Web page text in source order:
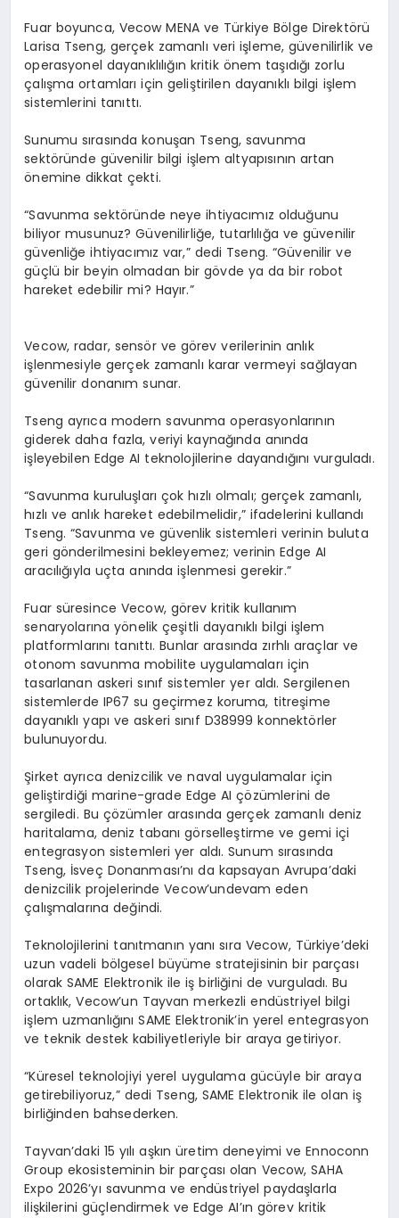
Fuar boyunca, VecowMENA ve Türkiye Bölge Direktörü
Larisa Tseng, gerçek zamanlı veri işleme, güvenilirlik ve
operasyonel dayanıklılığın kritik önem taşıdığı zorlu
çalışma ortamları için geliştirilen dayanıklı bilgi işlem
sistemlerini tanıttı.
Sunumu sırasında konuşan Tseng, savunma
sektöründe güvenilir bilgi işlem altyapısının artan
önemine dikkat çekti.
“Savunma sektöründe neye ihtiyacımız olduğunu
biliyor musunuz? Güvenilirliğe, tutarlılığa ve güvenilir
güvenliğe ihtiyacımız var,” dedi Tseng. “Güvenilir ve
güçlü bir beyin olmadan bir gövde ya da bir robot
hareket edebilir mi? Hayır.”
Vecow, radar, sensör ve görev verilerinin anlık
işlenmesiyle gerçek zamanlı karar vermeyi sağlayan
güvenilir donanım sunar.
Tseng ayrıca modern savunma operasyonlarının
giderek daha fazla, veriyi kaynağında anında
işleyebilen Edge AI teknolojilerine dayandığını vurguladı.
“Savunma kuruluşları çok hızlı olmalı; gerçek zamanlı,
hızlı ve anlık hareket edebilmelidir,” ifadelerini kullandı
Tseng. “Savunma ve güvenlik sistemleri verinin buluta
geri gönderilmesini bekleyemez; verininEdge AI
aracılığıyla uçta anında işlenmesi gerekir.”
Fuar süresince Vecow, görev kritik kullanım
senaryolarına yönelik çeşitli dayanıklı bilgi işlem
platformlarını tanıttı. Bunlar arasında zırhlı araçlar ve
otonom savunma mobilite uygulamaları için
tasarlanan askeri sınıf sistemler yer aldı. Sergilenen
sistemlerde IP67su geçirmez koruma, titreşime
dayanıklı yapı ve askeri sınıf D38999 konnektörler
bulunuyordu.
Şirket ayrıca denizcilik ve naval uygulamalar için
geliştirdiği marine-grade Edge AI çözümlerini de
sergiledi. Bu çözümler arasında gerçek zamanlı deniz
haritalama, deniz tabanı görselleştirme ve gemi içi
entegrasyon sistemleri yer aldı. Sunum sırasında
Tseng, İsveç Donanması’nı da kapsayan Avrupa’daki
denizcilik projelerindeVecow’undevam eden
çalışmalarına değindi.
Teknolojilerini tanıtmanın yanı sıra Vecow, Türkiye’deki
uzun vadeli bölgesel büyüme stratejisinin bir parçası
olarak SAME Elektronik ile iş birliğini de vurguladı. Bu
ortaklık,Vecow’un Tayvan merkezli endüstriyel bilgi
işlem uzmanlığını SAME Elektronik’in yerel entegrasyon
ve teknik destek kabiliyetleriyle bir araya getiriyor.
“Küresel teknolojiyi yerel uygulama gücüyle bir araya
getirebiliyoruz,” dedi Tseng, SAME Elektronik ile olan iş
birliğinden bahsederken.
Tayvan’daki 15 yılı aşkın üretim deneyimi veEnnoconn
Group ekosisteminin bir parçası olan Vecow, SAHA
Expo 2026’yı savunma ve endüstriyel paydaşlarla
ilişkilerini güçlendirmek ve Edge AI’ın görev kritik